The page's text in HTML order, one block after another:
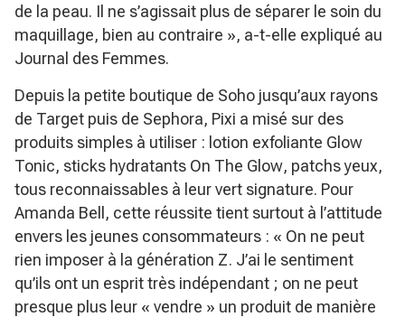
de la peau. Il ne s’agissait plus de séparer le soin du
maquillage, bien au contraire », a-t-elle expliqué au
Journal des Femmes.
Depuis la petite boutique de Soho jusqu’aux rayons
de Target puis de Sephora, Pixi a misé sur des
produits simples à utiliser : lotion exfoliante Glow
Tonic, sticks hydratants On The Glow, patchs yeux,
tous reconnaissables à leur vert signature. Pour
Amanda Bell, cette réussite tient surtout à l’attitude
envers les jeunes consommateurs : « On ne peut
rien imposer à la génération Z. J’ai le sentiment
qu’ils ont un esprit très indépendant ; on ne peut
presque plus leur « vendre » un produit de manière